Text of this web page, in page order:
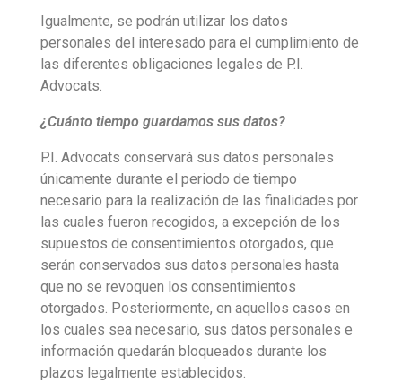
Igualmente, se podrán utilizar los datos
personales del interesado para el cumplimiento de
las diferentes obligaciones legales de P.I.
Advocats.
¿Cuánto tiempo guardamos sus datos?
P.I. Advocats conservará sus datos personales
únicamente durante el periodo de tiempo
necesario para la realización de las finalidades por
las cuales fueron recogidos, a excepción de los
supuestos de consentimientos otorgados, que
serán conservados sus datos personales hasta
que no se revoquen los consentimientos
otorgados. Posteriormente, en aquellos casos en
los cuales sea necesario, sus datos personales e
información quedarán bloqueados durante los
plazos legalmente establecidos.